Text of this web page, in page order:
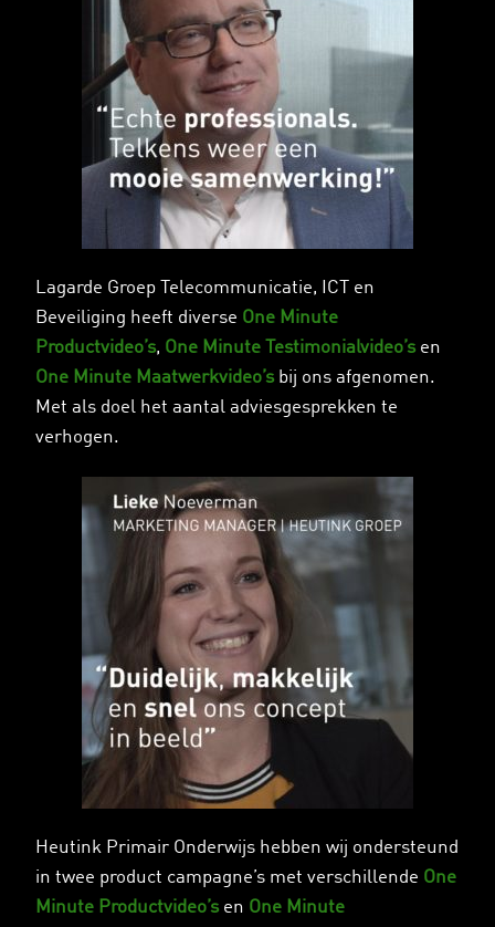
Lagarde Groep Telecommunicatie, ICT en
Beveiliging heeft diverse One Minute
Productvideo’s, One Minute Testimonialvideo’sen
One Minute Maatwerkvideo’sbij ons afgenomen.
Met als doel het aantal adviesgesprekken te
verhogen.
Heutink Primair Onderwijs hebben wij ondersteund
in twee product campagne’s met verschillende One
Minute Productvideo’sen One Minute